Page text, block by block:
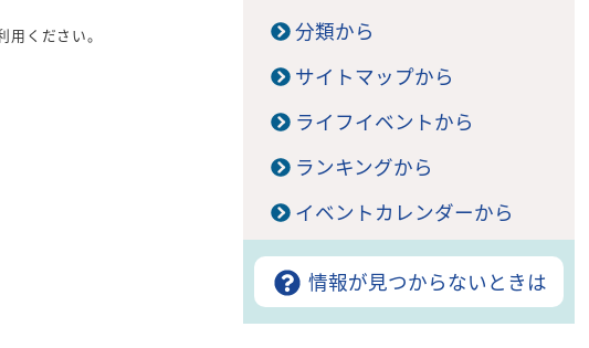
用ください。 分類から
サイトマップから
ライフイベントから
ランキングから
イベントカレンダーから
情報が見つからないときは